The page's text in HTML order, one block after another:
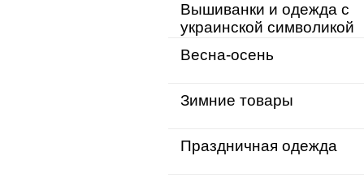
Вышиванки и одежда с
украинской символикой
Весна-осень
Зимние товары
Праздничная одежда